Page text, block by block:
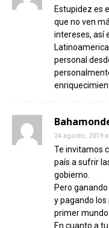
Estupidez es
que no ven
intereses, así
personal
24 agosto, 2019
Te invitamos
país a sufrir
gobierno.
Pero
y pagando los
primer mundo.
En cuanto a